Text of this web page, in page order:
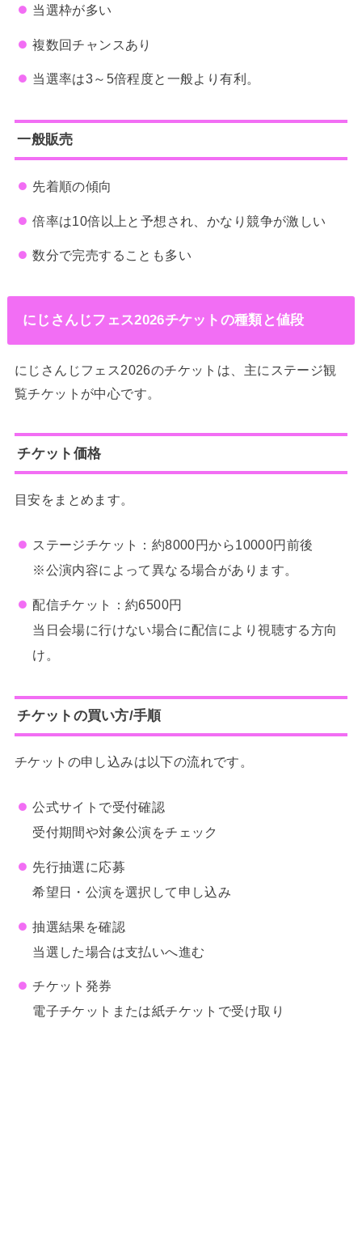
当選枠が多い
複数回チャンスあり
当選率は3～5倍程度と一般より有利。
一般販売
先着順の傾向
倍率は10倍以上と予想され、かなり競争が激しい
数分で完売することも多い
にじさんじフェス2026チケットの種類と値段
にじさんじフェス2026のチケットは、主にステージ観
覧チケットが中心です。
チケット価格
目安をまとめます。
ステージチケット：約8000円から10000円前後
※公演内容によって異なる場合があります。
配信チケット：約6500円
当日会場に行けない場合に配信により視聴する方向
け。
チケットの買い方/手順
チケットの申し込みは以下の流れです。
公式サイトで受付確認
受付期間や対象公演をチェック
先行抽選に応募
希望日・公演を選択して申し込み
抽選結果を確認
当選した場合は支払いへ進む
チケット発券
電子チケットまたは紙チケットで受け取り